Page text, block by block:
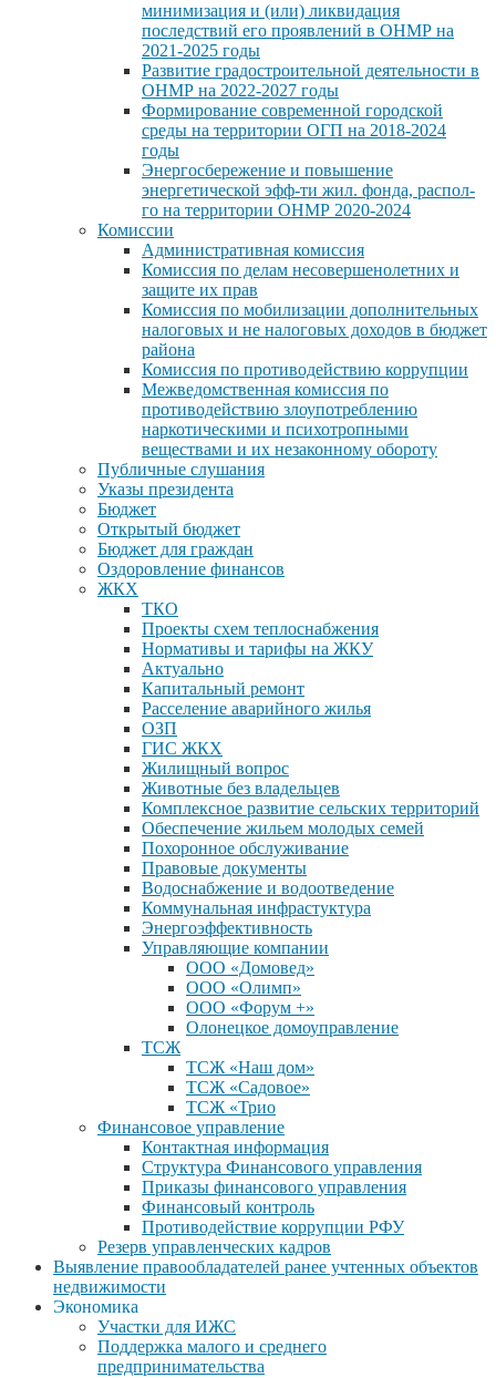
минимизация и (или) ликвидация
последствий его проявлений в ОНМР на
2021-2025 годы
Развитие градостроительной деятельности в
ОНМР на 2022-2027 годы
Формирование современной городской
среды на территории ОГП на 2018-2024
годы
Энергосбережение и повышение
энергетической эфф-ти жил. фонда, распол-
го на территории ОНМР 2020-2024
Комиссии
Административная комиссия
Комиссия по делам несовершенолетних и
защите их прав
Комиссия по мобилизации дополнительных
налоговых и не налоговых доходов в бюджет
района
Комиссия по противодействию коррупции
Межведомственная комиссия по
противодействию злоупотреблению
наркотическими и психотропными
веществами и их незаконному обороту
Публичные слушания
Указы президента
Бюджет
Открытый бюджет
Бюджет для граждан
Оздоровление финансов
ЖКХ
ТКО
Проекты схем теплоснабжения
Нормативы и тарифы на ЖКУ
Актуально
Капитальный ремонт
Расселение аварийного жилья
ОЗП
ГИС ЖКХ
Жилищный вопрос
Животные без владельцев
Комплексное развитие сельских территорий
Обеспечение жильем молодых семей
Похоронное обслуживание
Правовые документы
Водоснабжение и водоотведение
Коммунальная инфрастуктура
Энергоэффективность
Управляющие компании
ООО «Домовед»
ООО «Олимп»
ООО «Форум +»
Олонецкое домоуправление
ТСЖ
ТСЖ «Наш дом»
ТСЖ «Садовое»
ТСЖ «Трио
Финансовое управление
Контактная информация
Структура Финансового управления
Приказы финансового управления
Финансовый контроль
Противодействие коррупции РФУ
Резерв управленческих кадров
Выявление правообладателей ранее учтенных объектов
недвижимости
Экономика
Участки для ИЖС
Поддержка малого и среднего
предпринимательства